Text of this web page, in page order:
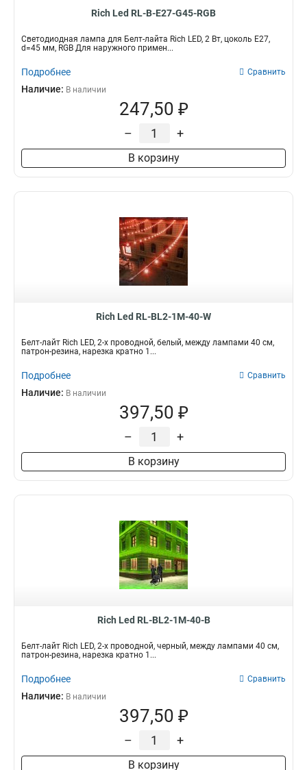
Rich Led RL-B-E27-G45-RGB
Светодиодная лампа для Белт-лайта Rich LED, 2 Вт, цоколь Е27,
d=45 мм, RGB Для наружного примен...
Подробнее Сравнить
Наличие: В наличии
247,50 ₽
– +
В корзину
Rich Led RL-BL2-1M-40-W
Белт-лайт Rich LED, 2-х проводной, белый, между лампами 40 см,
патрон-резина, нарезка кратно 1...
Подробнее Сравнить
Наличие: В наличии
397,50 ₽
– +
В корзину
Rich Led RL-BL2-1M-40-B
Белт-лайт Rich LED, 2-х проводной, черный, между лампами 40 см,
патрон-резина, нарезка кратно 1...
Подробнее Сравнить
Наличие: В наличии
397,50 ₽
– +
В корзину